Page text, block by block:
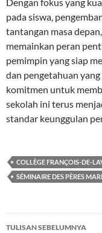
pada siswa,
tantangan masa
memainkan peran
pemimpin yang siap
dan pengetahuan
komitmen untuk
sekolah ini terus
standar keunggulan
COLLÈGE FRANÇOIS-DE-
SÉMINAIRE DES PÈRES
Navigasi
TULISAN SEBELUMNYA